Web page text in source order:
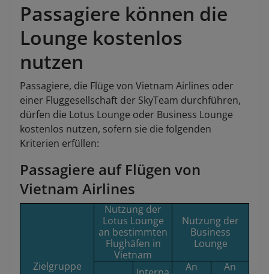
Passagiere können die
Lounge kostenlos
nutzen
Passagiere, die Flüge von Vietnam Airlines oder
einer Fluggesellschaft der SkyTeam durchführen,
dürfen die Lotus Lounge oder Business Lounge
kostenlos nutzen, sofern sie die folgenden
Kriterien erfüllen:
Passagiere auf Flügen von
Vietnam Airlines
Zielgruppe
Nutzung der
Lotus Lounge
an bestimmten
Flughäfen in
Vietnam
Nutzung der
Business
Lounge
An
An